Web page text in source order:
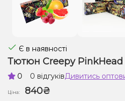
Є в наявності
Тютюн Creepy PinkHead
0 0 відгуківДивитись
Ціна:
840₴